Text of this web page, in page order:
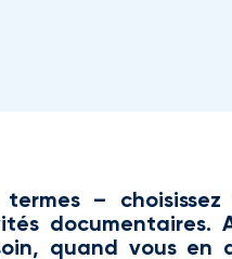
– choisissez
documentaires.
quand vous en